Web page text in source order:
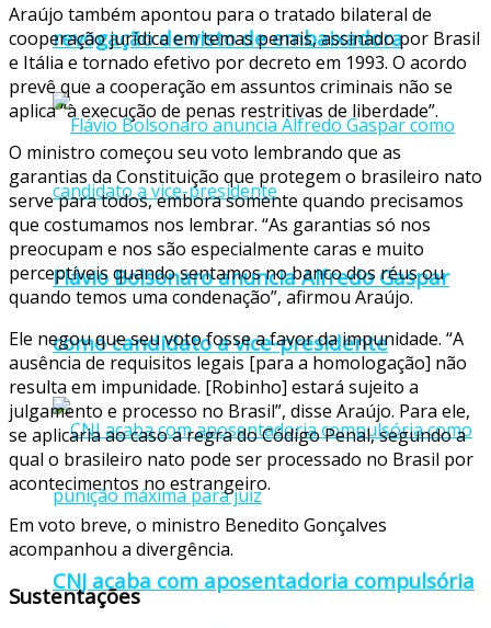
revogação de visto de embaixadora
Flávio Bolsonaro anuncia Alfredo Gaspar
como candidato a vice-presidente
CNJ acaba com aposentadoria compulsória
Araújo também apontou para o tratado bilateral de
cooperação jurídica em temas penais, assinado por Brasil
e Itália e tornado efetivo por decreto em 1993. O acordo
prevê que a cooperação em assuntos criminais não se
aplica “à execução de penas restritivas de liberdade”.
O ministro começou seu voto lembrando que as
garantias da Constituição que protegem o brasileiro nato
serve para todos, embora somente quando precisamos
que costumamos nos lembrar. “As garantias só nos
preocupam e nos são especialmente caras e muito
perceptíveis quando sentamos no banco dos réus ou
quando temos uma condenação”, afirmou Araújo.
Ele negou que seu voto fosse a favor da impunidade. “A
ausência de requisitos legais [para a homologação] não
resulta em impunidade. [Robinho] estará sujeito a
julgamento e processo no Brasil”, disse Araújo. Para ele,
se aplicaria ao caso a regra do Código Penal, segundo a
qual o brasileiro nato pode ser processado no Brasil por
acontecimentos no estrangeiro.
Em voto breve, o ministro Benedito Gonçalves
acompanhou a divergência.
Sustentações